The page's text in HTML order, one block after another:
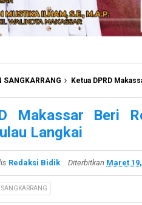
SANGKARRANG Ketua DPRD
Makassar Beri
Langkai
Redaksi Bidik Diterbitkan Maret
SANGKARRANG